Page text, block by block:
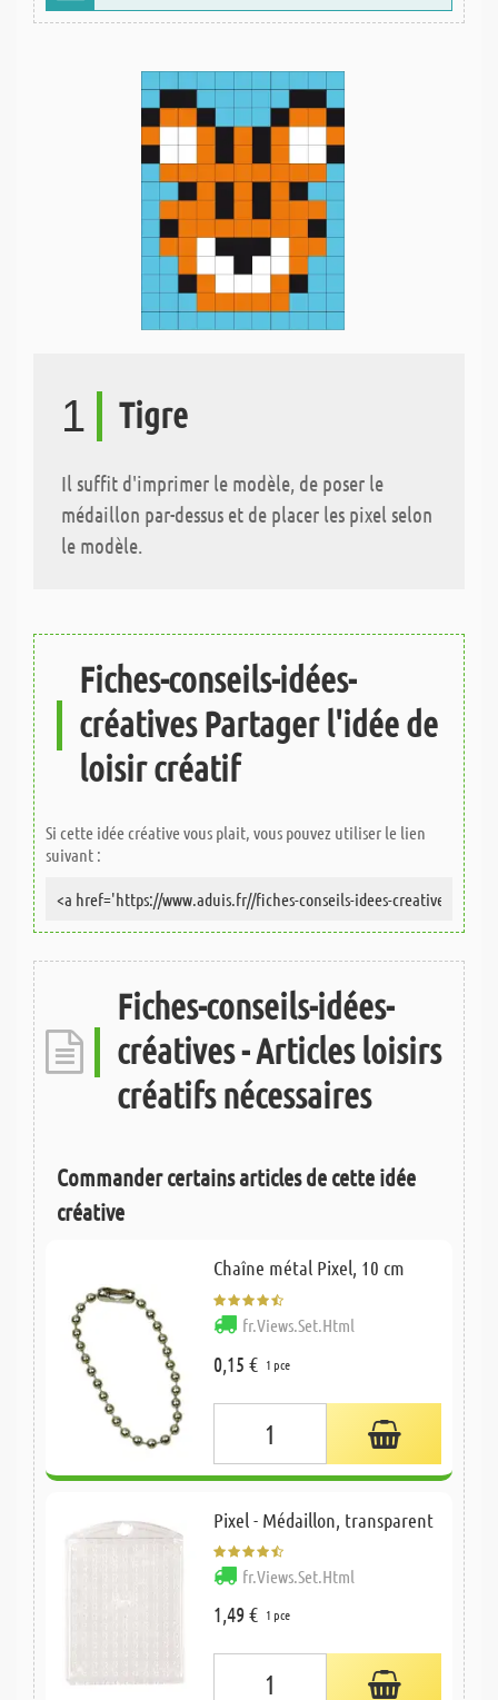
1 Tigre
Il suffit d'imprimer le modèle, de poser le
médaillon par-dessus et de placer les pixel selon
le modèle.
Fiches-conseils-idées-
créatives Partager l'idée de
loisir créatif
Si cette idée créative vous plait, vous pouvez utiliser le lien
suivant :
Fiches-conseils-idées-
créatives - Articles loisirs
créatifs nécessaires
Commander certains articles de cette idée
créative
Chaîne métal Pixel, 10 cm
fr.Views.Set.Html
0,15 € 1 pce
Pixel - Médaillon, transparent
fr.Views.Set.Html
1,49 € 1 pce